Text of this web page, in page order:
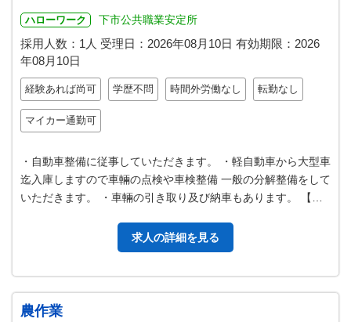
ハローワーク 下市公共職業安定所
採用人数：1人 受理日： 2026年08月10日 有効期限： 2026
年08月10日
経験あれば尚可 学歴不問 時間外労働なし 転勤なし
マイカー通勤可
・自動車整備に従事していただきます。 ・軽自動車から大型車
迄入庫しますので車輛の点検や車検整備 一般の分解整備をして
いただきます。 ・車輛の引き取り及び納車もあります。 【変
求人の詳細を見る
農作業